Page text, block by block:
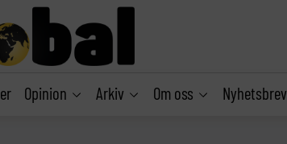
Opinion Arkiv Om oss Nyhetsbrev